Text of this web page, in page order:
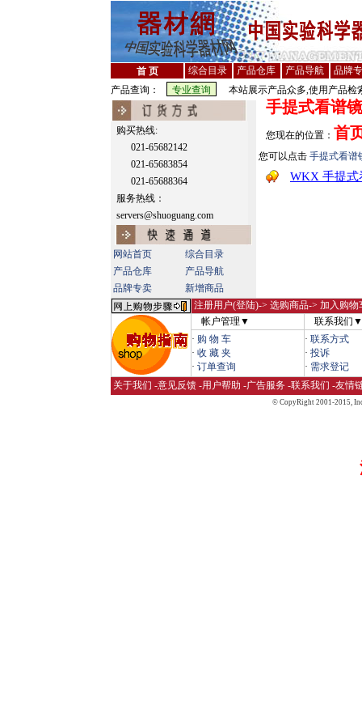
首 页 综合目录 产品仓库 产品导航
品牌
产品查询：
本站展示产品众多,使用产品检
购买热线:
021-65682142
021-65683854
021-65688364
服务热线：
servers@shuoguang.com
网站首页
综合目录
产品仓库
产品导航
品牌专卖
新增商品
手提式看谱镜
您现在的位置： 首
您可以点击 手提式看谱
WKX 手提式
注册用户(登陆)-> 选购商品-> 加入购
帐户管理▼
联系我们▼
· 购 物 车
· 收 藏 夹
· 订单查询
· 联系方式
· 投诉
· 需求登记
关于我们 -意见反馈 -用户帮助 -广告服务 -联系我们 -友情
© CopyRight 2001-2015,